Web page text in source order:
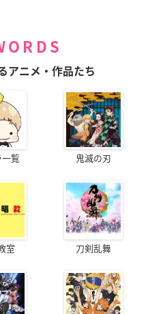
アニメ・作品たち
覧 鬼滅の刃
室 刀剣乱舞